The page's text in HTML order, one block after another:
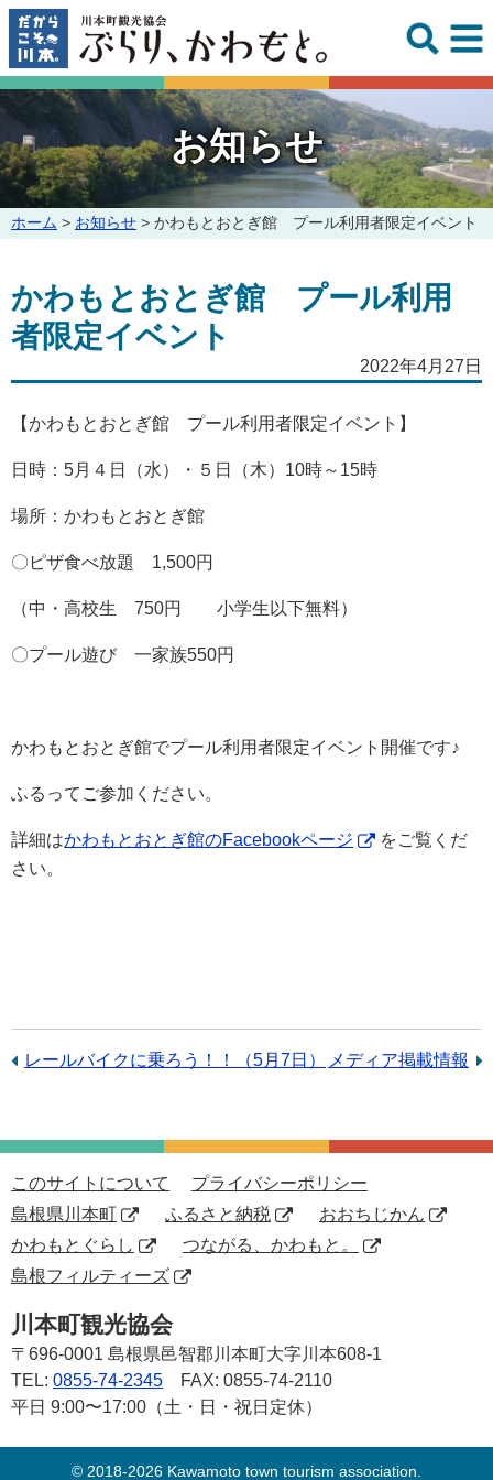
このページの本文へ
お知らせ
こ
ー
ジ
の
置:
ホーム > お知らせ > かわもとおとぎ館 プール利用者限定イベント
かわもとおとぎ館 プール利用
者限定イベント
2022年4月27日
【かわもとおとぎ館 プール利用者限定イベント】
日時：5月４日（水）・５日（木）10時～15時
場所：かわもとおとぎ館
〇ピザ食べ放題 1,500円
（中・高校生 750円 小学生以下無料）
〇プール遊び 一家族550円
かわもとおとぎ館でプール利用者限定イベント開催です♪
ふるってご参加ください。
詳細はかわもとおとぎ館のFacebookページ
をご覧くだ
さい。
前
事：
レールバイクに乗ろう！！（5月7日）
次
事：
メディア掲載情報
このサイトについて
プライバシーポリシー
島根県川本町
ふるさと納税
おおちじかん
かわもとぐらし
つながる、かわもと。
島根フィルティーズ
川本町観光協会
〒696-0001 島根県邑智郡川本町大字川本608-1
TEL: 0855-74-2345
FAX: 0855-74-2110
平日 9:00〜17:00（土・日・祝日定休）
© 2018-2026 Kawamoto town tourism association.